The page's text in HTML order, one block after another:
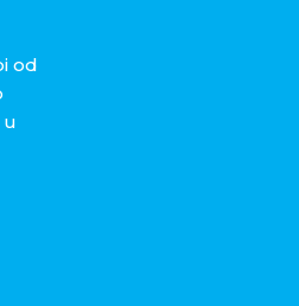
od
u